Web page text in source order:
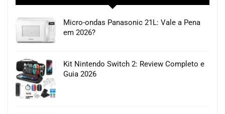
Micro-ondas Panasonic 21L: Vale a Pena
em 2026?
Kit Nintendo Switch 2: Review Completo e
Guia 2026